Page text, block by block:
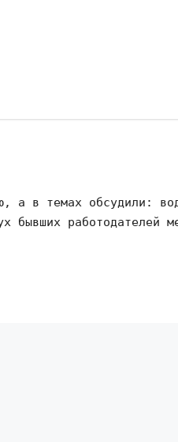
а в темах обсудили:
бывших работодателей